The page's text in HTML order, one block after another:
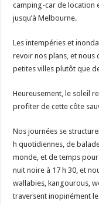
camping-car de location
jusqu’à Melbourne.
Les intempéries et
revoir nos plans, et nous
petites villes plutôt que
Heureusement, le soleil
profiter de cette côte
Nos journées se
h quotidiennes, de
monde, et de temps
nuit noire à 17 h 30, et
wallabies, kangourous,
traversent inopinément